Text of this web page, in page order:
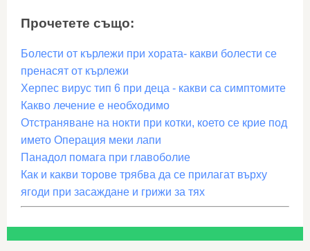
Прочетете също:
Болести от кърлежи при хората- какви болести се
пренасят от кърлежи
Херпес вирус тип 6 при деца - какви са симптомите
Какво лечение е необходимо
Отстраняване на нокти при котки, което се крие под
името Операция меки лапи
Панадол помага при главоболие
Как и какви торове трябва да се прилагат върху
ягоди при засаждане и грижи за тях